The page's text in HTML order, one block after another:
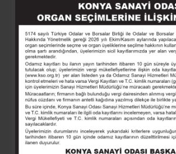
4.SANAYİDE YEŞİL DÖNÜŞÜM &
SÜRDÜRÜLEBİLİRLİK ZİRVESİ
02 - 02 Eylül
Etkinlik Ayrıntıları
3 4 5 6 7